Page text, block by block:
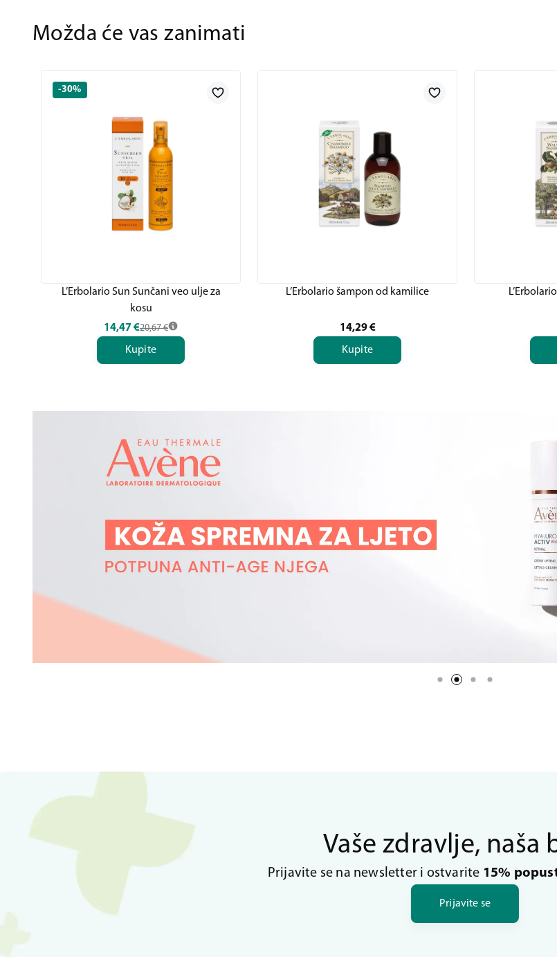
Možda će vas zanimati
-30%
L’Erbolario Sun Sunčani veo ulje za
kosu
14,47 €20,67 €
Kupite
L’Erbolario šampon od kamilice
14,29 €
Kupite
Vaše zdravlje, naša
Prijavite se na newsletter i ostvarite 15%
Prijavite se